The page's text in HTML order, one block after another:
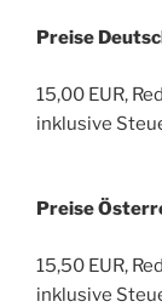
Preise
15,00 EUR,
inklusive
Preise
15,50 EUR,
inklusive